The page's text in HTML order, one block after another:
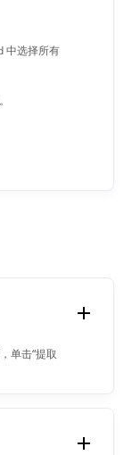
中选择所有
单击“提取